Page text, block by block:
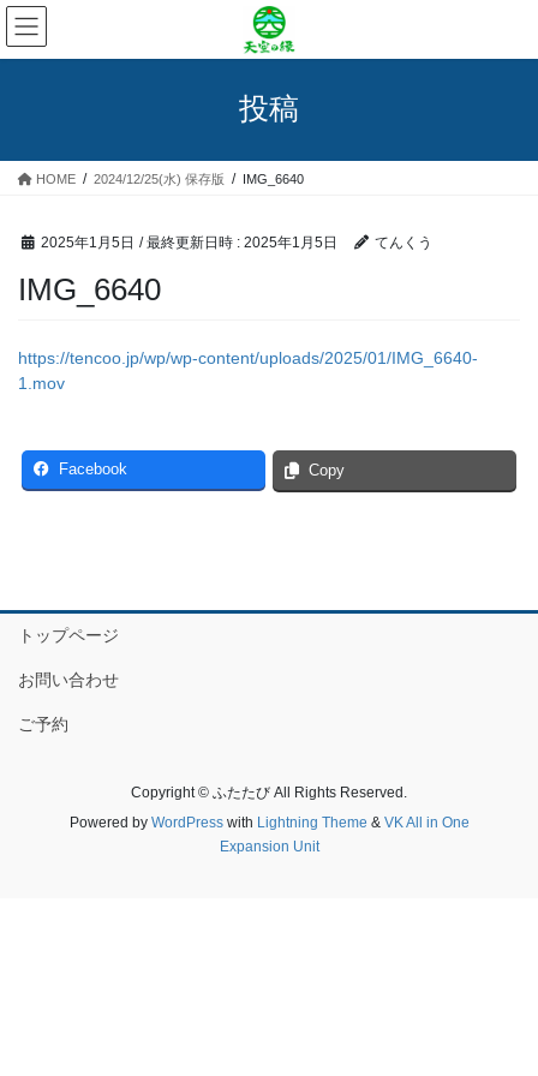
コ
ン
テ
ス
ナ
ビ
ゲ
ン
投稿
HOME 2024/12/25(水) 保存版 IMG_6640
2025年1月5日 / 最終更新日時 : 2025年1月5日 てんくう
IMG_6640
https://tencoo.jp/wp/wp-content/uploads/2025/01/IMG_6640-
1.mov
Facebook Copy
トップページ
お問い合わせ
ご予約
Copyright © ふたたび All Rights Reserved.
Powered by WordPresswith Lightning Theme & VK All in One
Expansion Unit